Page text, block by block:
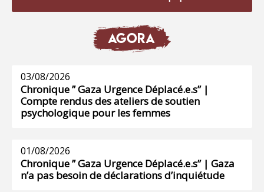
AGORA
03/08/2026
Chronique ” Gaza Urgence Déplacé.e.s” |
Compte rendus des ateliers de soutien
psychologique pour les femmes
01/08/2026
Chronique ” Gaza Urgence Déplacé.e.s” | Gaza
n’a pas besoin de déclarations d’inquiétude